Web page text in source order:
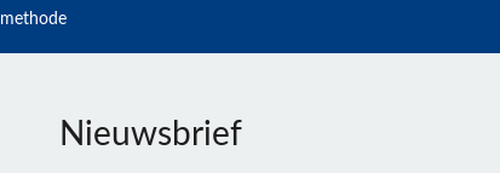
methode
Nieuwsbrief